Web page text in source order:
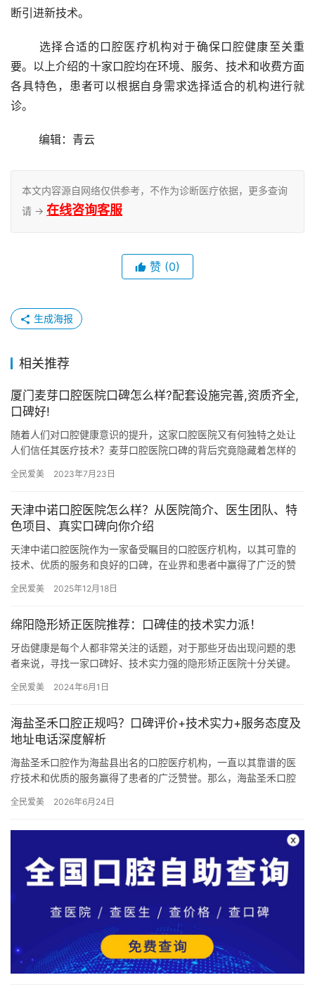
断引进新技术。
要。以上介绍的十家口腔均在环境、服务、技术和收费方面
各具特色，患者可以根据自身需求选择适合的机构进行就
诊。
	编辑：青云
本文内容源自网络仅供参考，不作为诊断医疗依据，更多查询
请 → 在线咨询客服
赞 (0)
生成海报
相关推荐
厦门麦芽口腔医院口碑怎么样?配套设施完善,资质齐全,
口碑好!
随着人们对口腔健康意识的提升，这家口腔医院又有何独特之处让
人们信任其医疗技术？麦芽口腔医院口碑的背后究竟隐藏着怎样的
密！技…
全民爱美 2023年7月23日
天津中诺口腔医院怎么样？从医院简介、医生团队、特
色项目、真实口碑向你介绍
天津中诺口腔医院作为一家备受瞩目的口腔医疗机构，以其可靠的
技术、优质的服务和良好的口碑，在业界和患者中赢得了广泛的赞
四个方…
全民爱美 2025年12月18日
绵阳隐形矫正医院推荐：口碑佳的技术实力派！
牙齿健康是每个人都非常关注的话题，对于那些牙齿出现问题的患
者来说，寻找一家口碑好、技术实力强的隐形矫正医院十分关键。
受好評…
全民爱美 2024年6月1日
海盐圣禾口腔正规吗？口碑评价+技术实力+服务态度及
地址电话深度解析
海盐圣禾口腔作为海盐县出名的口腔医疗机构，一直以其靠谱的医
疗技术和优质的服务赢得了患者的广泛赞誉。那么，海盐圣禾口腔
等多个…
全民爱美 2026年6月24日